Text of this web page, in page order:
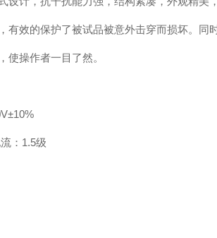
有效的保护了被试品被意外击穿而损坏。同
使操作者一目了然。
：1.5级